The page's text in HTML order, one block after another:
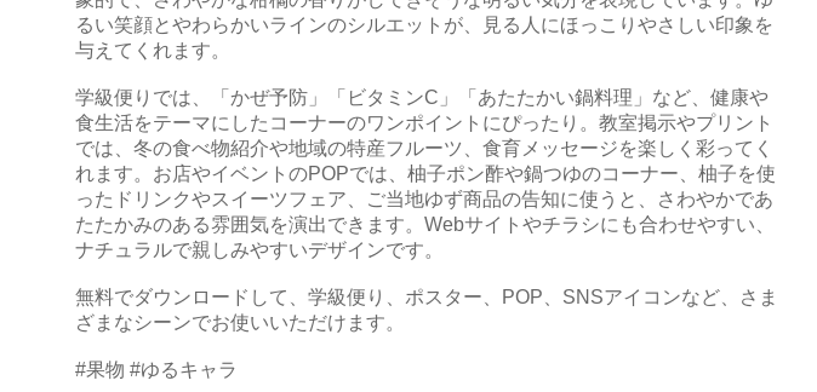
るい笑顔とやわらかいラインのシルエットが、見る人にほっこりやさしい印象を
与えてくれます。
学級便りでは、「かぜ予防」「ビタミンC」「あたたかい鍋料理」など、健康や
食生活をテーマにしたコーナーのワンポイントにぴったり。教室掲示やプリント
では、冬の食べ物紹介や地域の特産フルーツ、食育メッセージを楽しく彩ってく
れます。お店やイベントのPOPでは、柚子ポン酢や鍋つゆのコーナー、柚子を使
ったドリンクやスイーツフェア、ご当地ゆず商品の告知に使うと、さわやかであ
たたかみのある雰囲気を演出できます。Webサイトやチラシにも合わせやすい、
ナチュラルで親しみやすいデザインです。
無料でダウンロードして、学級便り、ポスター、POP、SNSアイコンなど、さま
ざまなシーンでお使いいただけます。
#果物 #ゆるキャラ